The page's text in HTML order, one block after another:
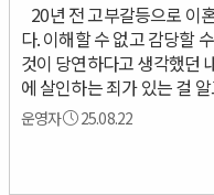
20년 전 고부갈등으로 이
다. 이해할 수 없고 감당할
것이 당연하다고 생각했던
에 살인하는 죄가 있는 걸
운영자 25.08.22